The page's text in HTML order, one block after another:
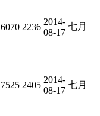
6070 2236
2014-
08-17
七月
7525 2405
2014-
08-17
七月